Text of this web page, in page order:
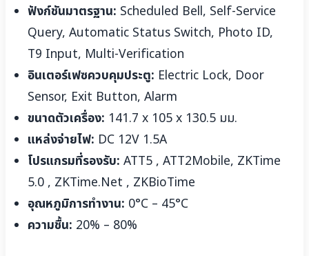
ฟังก์ชันมาตรฐาน: Scheduled Bell, Self-Service
Query, Automatic Status Switch, Photo ID,
T9 Input, Multi-Verification
อินเตอร์เฟซควบคุมประตู: Electric Lock, Door
Sensor, Exit Button, Alarm
ขนาดตัวเครื่อง: 141.7 x 105 x 130.5 มม.
แหล่งจ่ายไฟ: DC 12V 1.5A
โปรแกรมที่รองรับ: ATT5 , ATT2Mobile, ZKTime
5.0 , ZKTime.Net , ZKBioTime
อุณหภูมิการทำงาน: 0°C – 45°C
ความชื้น: 20% – 80%